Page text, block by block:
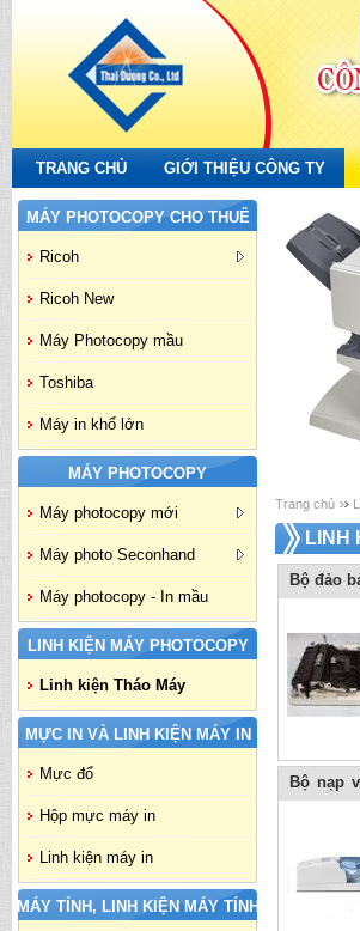
TRANG CHỦ GIỚI THIỆU CÔNG TY
MÁY PHOTOCOPY CHO THUÊ
Ricoh
Ricoh New
Máy Photocopy mầu
Toshiba
Máy in khổ lớn
MÁY PHOTOCOPY
Máy photocopy mới
Máy photo Seconhand
Máy photocopy - In mầu
LINH KIỆN MÁY PHOTOCOPY
Linh kiện Tháo Máy
MỰC IN VÀ LINH KIỆN MÁY IN
Mực đổ
Hộp mực máy in
Linh kiện máy in
MÁY TÍNH, LINH KIỆN MÁY TÍNH
Trang chủ
LINH
Bộ đảo
Bộ nạp
MP 4000/